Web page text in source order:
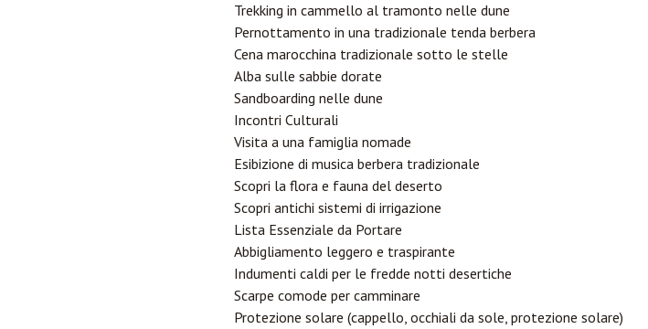
Trekking in cammello al tramonto nelle dune
Pernottamento in una tradizionale tenda berbera
Cena marocchina tradizionale sotto le stelle
Alba sulle sabbie dorate
Sandboarding nelle dune
Incontri Culturali
Visita a una famiglia nomade
Esibizione di musica berbera tradizionale
Scopri la flora e fauna del deserto
Scopri antichi sistemi di irrigazione
Lista Essenziale da Portare
Abbigliamento leggero e traspirante
Indumenti caldi per le fredde notti desertiche
Scarpe comode per camminare
Protezione solare (cappello, occhiali da sole, protezione solare)